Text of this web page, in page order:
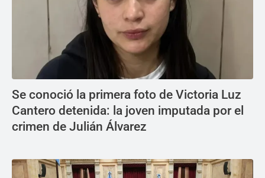
Se conoció la primera foto de Victoria Luz
Cantero detenida: la joven imputada por el
crimen de Julián Álvarez